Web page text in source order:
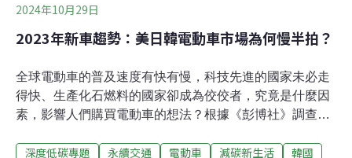
2024年10月29日
2023年新車趨勢：美日韓電動車市場為何慢半拍？
全球電動車的普及速度有快有慢，科技先進的國家未必走
得快、生產化石燃料的國家卻成為佼佼者，究竟是什麼因
素，影響人們購買電動車的想法？根據《彭博社》調查，
家達31個，電動車數量持續突破歷史新高，對於電動車產
深度低碳專題 永續交通 電動車 減碳新生活
韓國